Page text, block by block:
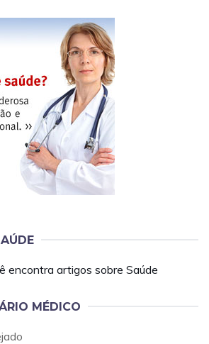
encontra artigos sobre Saúde
MÉDICO